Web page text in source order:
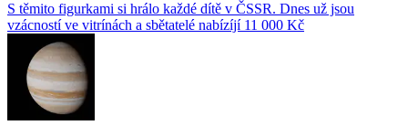
S těmito figurkami si hrálo každé dítě v ČSSR. Dnes už jsou
vzácností ve vitrínách a sbětatelé nabízíjí 11 000 Kč